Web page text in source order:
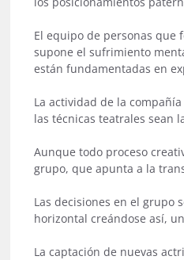
El equipo de personas que
supone el sufrimiento
están fundamentadas en
La actividad de la
las técnicas teatrales sean
Aunque todo proceso
grupo, que apunta a la
Las decisiones en el grupo
horizontal creándose así,
La captación de nuevas